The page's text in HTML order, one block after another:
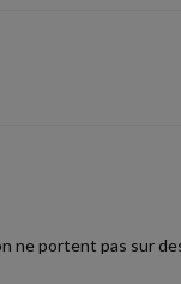
ne portent pas sur